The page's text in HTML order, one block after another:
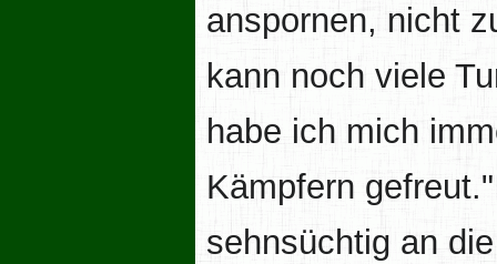
anspornen, nicht
kann noch viele
habe ich mich
Kämpfern
sehnsüchtig an